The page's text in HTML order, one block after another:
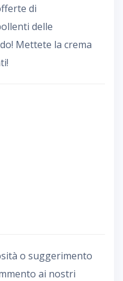
di
delle
Mettete la crema
o suggerimento
ai nostri